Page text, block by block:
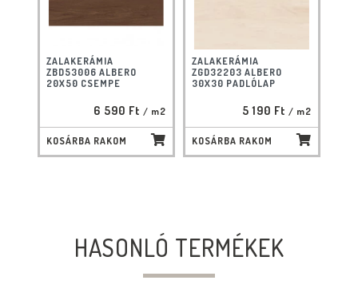
ZALAKERÁMIA
ZBD53006 ALBERO
20X50 CSEMPE
6 590 Ft / m2
KOSÁRBA RAKOM
ZALAKERÁMIA
ZGD32203 ALBERO
30X30 PADLÓLAP
5 190 Ft / m2
KOSÁRBA RAKOM
HASONLÓ TERMÉKEK